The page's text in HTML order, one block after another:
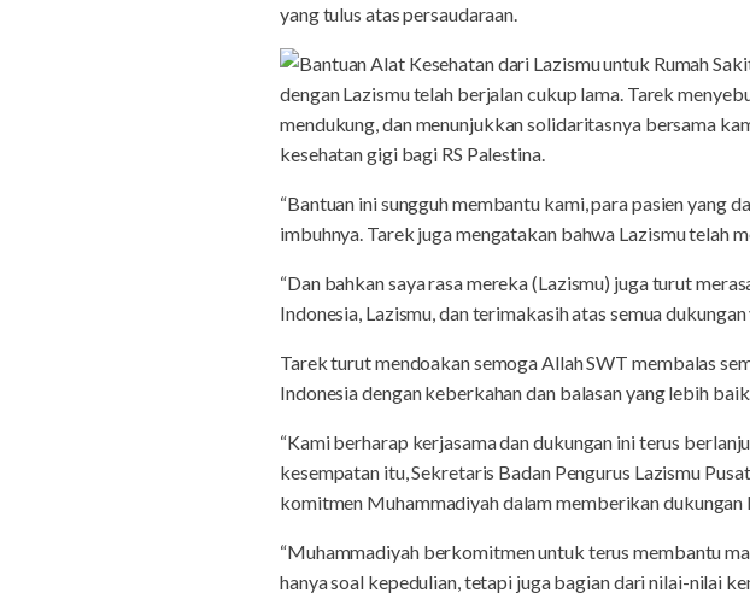
yang tulus atas persaudaraan.
dengan Lazismu telah berjalan cukup lama. Tarek
mendukung, dan menunjukkan solidaritasnya bersama
kesehatan gigi bagi RS Palestina.
“Bantuan ini sungguh membantu kami, para pasien yang
imbuhnya. Tarek juga mengatakan bahwa Lazismu telah
“Dan bahkan saya rasa mereka (Lazismu) juga turut
Indonesia, Lazismu, dan terimakasih atas semua
Tarek turut mendoakan semoga Allah SWT membalas
Indonesia dengan keberkahan dan balasan yang lebih
“Kami berharap kerjasama dan dukungan ini terus
kesempatan itu, Sekretaris Badan Pengurus Lazismu
komitmen Muhammadiyah dalam memberikan
“Muhammadiyah berkomitmen untuk terus membantu
hanya soal kepedulian, tetapi juga bagian dari nilai-nilai